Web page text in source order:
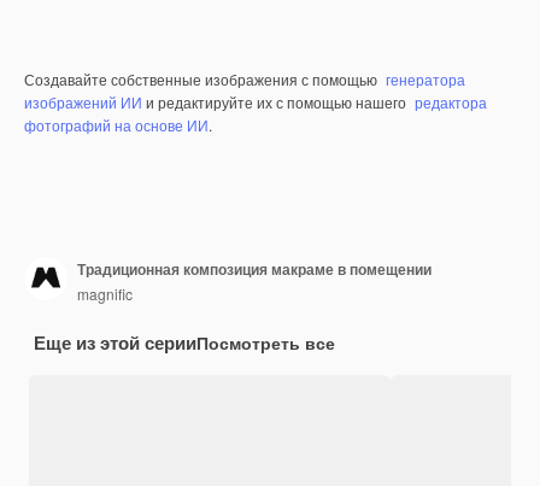
Создавайте собственные изображения с помощью генератора
изображений ИИ и редактируйте их с помощью нашего редактора
фотографий на основе ИИ.
Традиционная композиция макраме в помещении
magnific
Еще из этой серииПосмотреть все